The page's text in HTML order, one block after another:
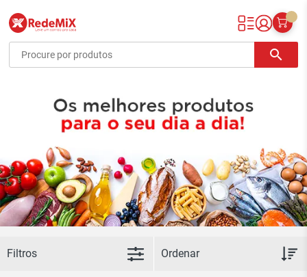
Redemix – Supermercado Online
search
Filtros